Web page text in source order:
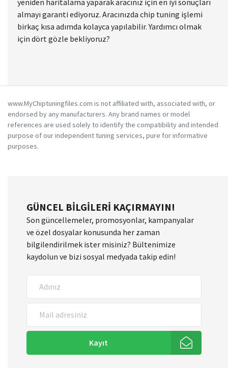
Chip tuning alanında 15 yılı aşkın tecrübemizle ECU'de
yeniden haritalama yaparak aracınız için en iyi sonuçları
almayı garanti ediyoruz. Aracınızda chip tuning işlemi
www.MyChiptuningfiles.com is not affiliated with, associated with, or
endorsed by any manufacturers. Any brand names or model
references are used solely to identify the compatibility and intended
GÜNCEL BILGILERI KAÇIRMAYIN!
Son güncellemeler, promosyonlar, kampanyalar
ve özel dosyalar konusunda her zaman
kaydolun ve bizi sosyal medyada takip edin!